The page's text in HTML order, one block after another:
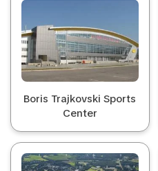
Boris Trajkovski Sports
Center